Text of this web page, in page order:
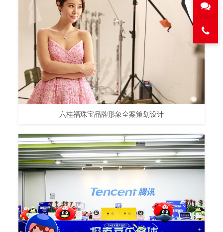
六桂福珠宝品牌形象全案策划设计